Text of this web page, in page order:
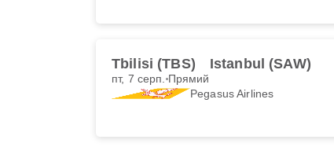
Tbilisi (TBS) Istanbul (SAW)
пт, 7 серп. Прямий
Pegasus Airlines